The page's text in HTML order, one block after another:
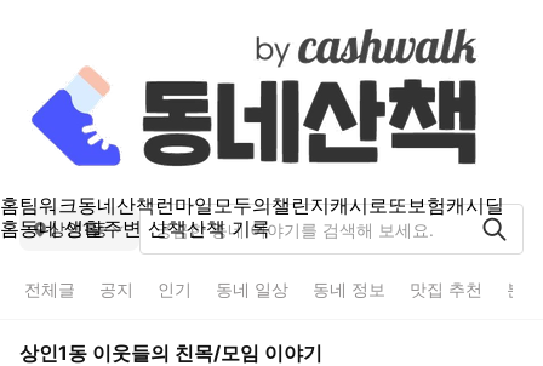
홈팀워크동네산책런마일모두의챌린지캐시로또보험캐시딜
홈동네 생활주변 산책산책 기록
상인1동
전체글 공지 인기 동네 일상 동네 정보 맛집 추천 분
상인1동 이웃들의 친목/모임 이야기